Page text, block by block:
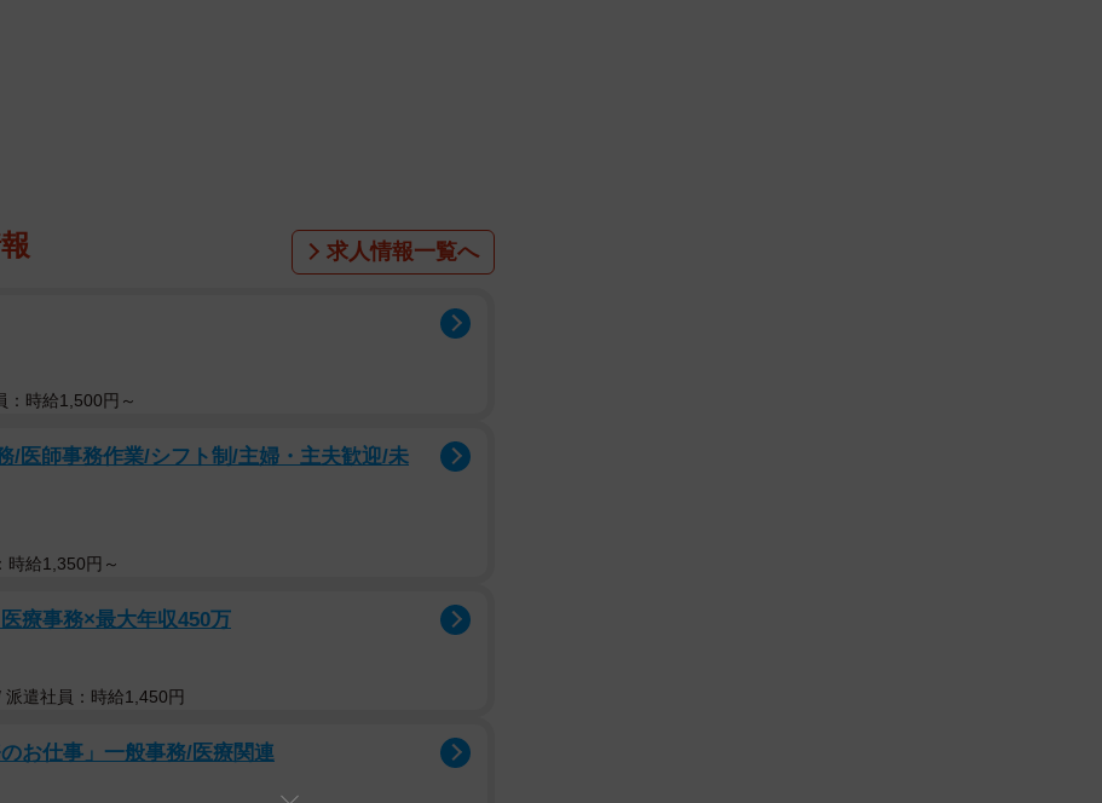
求人情報一覧へ
：時給1,500円～
/医師事務作業/シフト制/主婦・主夫歓迎/未
時給1,350円～
療事務×最大年収450万
派遣社員：時給1,450円
お仕事」一般事務/医療関連